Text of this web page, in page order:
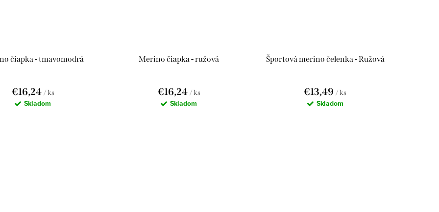
čiapka - tmavomodrá
€16,24 / ks
Skladom
Merino čiapka - ružová
€16,24 / ks
Skladom
Športová merino čelenka - Ružová
€13,49/ ks
Skladom